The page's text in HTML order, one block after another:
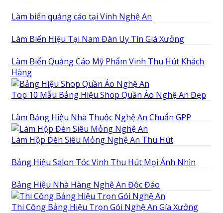
Làm biển quảng cáo tại Vinh Nghệ An
Làm Biển Hiệu Tại Nam Đàn Uy Tín Giá Xưởng
Làm Biển Quảng Cáo Mỹ Phẩm Vinh Thu Hút Khách
Hàng
Top 10 Mẫu Bảng Hiệu Shop Quần Áo Nghệ An Đẹp
Làm Bảng Hiệu Nhà Thuốc Nghệ An Chuẩn GPP
Làm Hộp Đèn Siêu Mỏng Nghệ An Thu Hút
Bảng Hiệu Salon Tóc Vinh Thu Hút Mọi Ánh Nhìn
Bảng Hiệu Nhà Hàng Nghệ An Độc Đáo
Thi Công Bảng Hiệu Trọn Gói Nghệ An Gía Xưởng